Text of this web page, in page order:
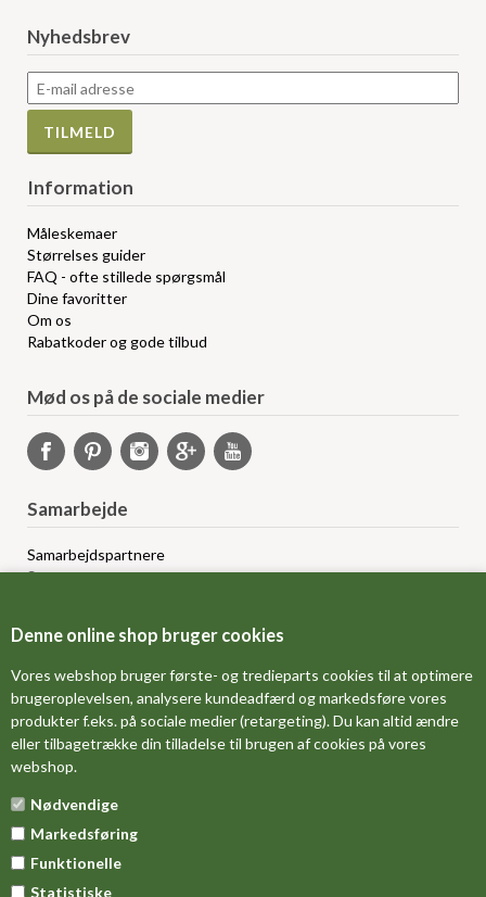
Denne online shop bruger cookies
Vores webshop bruger første- og tredieparts cookies til at optimere
brugeroplevelsen, analysere kundeadfærd og markedsføre vores
produkter f.eks. på sociale medier (retargeting). Du kan altid ændre
eller tilbagetrække din tilladelse til brugen af cookies på vores
webshop.
Nødvendige
Markedsføring
Funktionelle
Statistiske
Nyhedsbrev
Information
Måleskemaer
Størrelses guider
FAQ - ofte stillede spørgsmål
Dine favoritter
Om os
Rabatkoder og gode tilbud
Mød os på de sociale medier
Samarbejde
Samarbejdspartnere
Sponsorprogram
Grossistsalg
FORSIDE
OM OS
MÅLESKEMA
DINE FAVORITVARER